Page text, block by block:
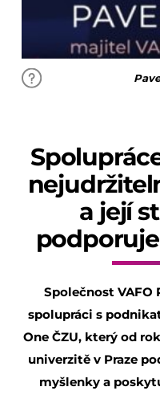
a její
podporuje
Společnost VAFO
spolupráci s
One ČZU, který od
univerzitě v Praze
myšlenky a